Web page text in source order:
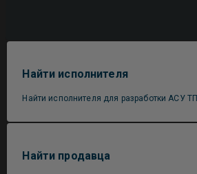
Найти исполнителя
Найти исполнителя для разработки АСУ ТП
Найти продавца